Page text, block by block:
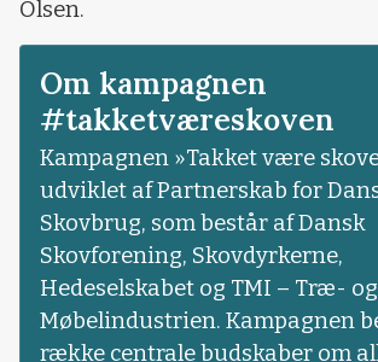
Olsen.
Om kampagnen
#takketværeskoven
Kampagnen »Takket være
udviklet af Partnerskab for
Skovbrug, som består af Dansk
Skovforening, Skovdyrkerne,
Hedeselskabet og TMI – Træ- og
Møbelindustrien. Kampagnen
række centrale budskaber om